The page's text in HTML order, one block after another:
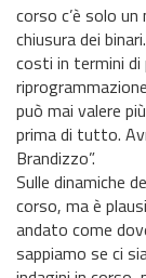
corso c’è solo
chiusura dei
costi in termini di
può mai valere
prima di tutto.
Brandizzo”.
Sulle dinamiche
corso, ma è
andato come
sappiamo se ci